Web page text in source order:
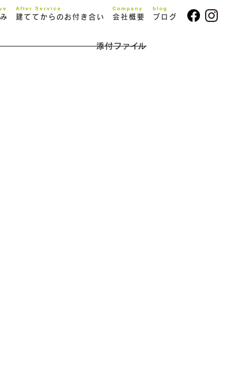
After Service
建ててからのお付き合い
Company
会社概要
blog
ブログ
添付ファイル